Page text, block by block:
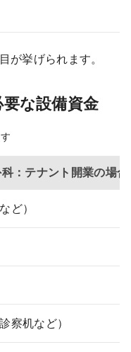
が挙げられます。
な設備資金
：テナント開業の場合
ど）
察机など）